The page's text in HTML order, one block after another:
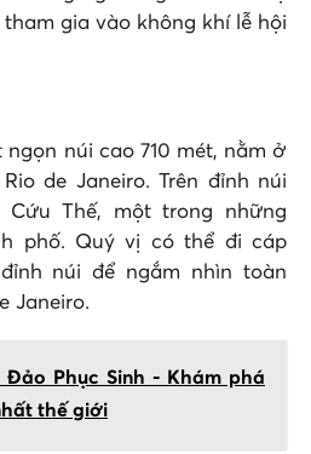
gia vào không khí lễ hội
núi cao 710 mét, nằm ở
de Janeiro. Trên đỉnh núi
Thế, một trong những
phố. Quý vị có thể đi cáp
núi để ngắm nhìn toàn
Janeiro.
Đảo Phục Sinh - Khám phá
thế giới